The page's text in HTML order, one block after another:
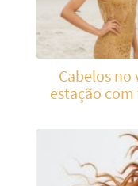
Cabelos no
estação